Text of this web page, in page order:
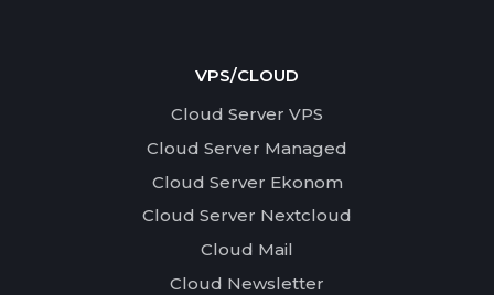
VPS/CLOUD
Cloud Server VPS
Cloud Server Managed
Cloud Server Ekonom
Cloud Server Nextcloud
Cloud Mail
Cloud Newsletter